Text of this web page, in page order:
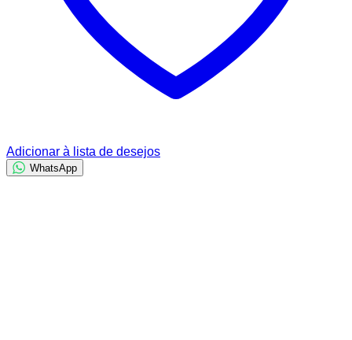
Adicionar à lista de desejos
WhatsApp